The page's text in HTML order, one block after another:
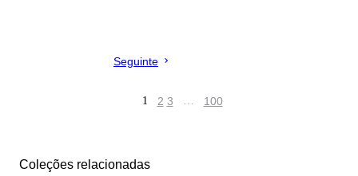
Seguinte
1 2 3 … 100
Coleções relacionadas